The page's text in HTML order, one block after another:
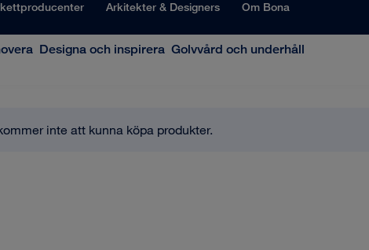
Arkitekter & Designers Om Bona
Designa och inspirera Golvvård och underhåll
inte att kunna köpa produkter.